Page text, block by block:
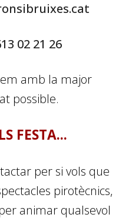
02 21 26
amb la major
possible.
FESTA...
per si vols que
pirotècnics,
animar qualsevol